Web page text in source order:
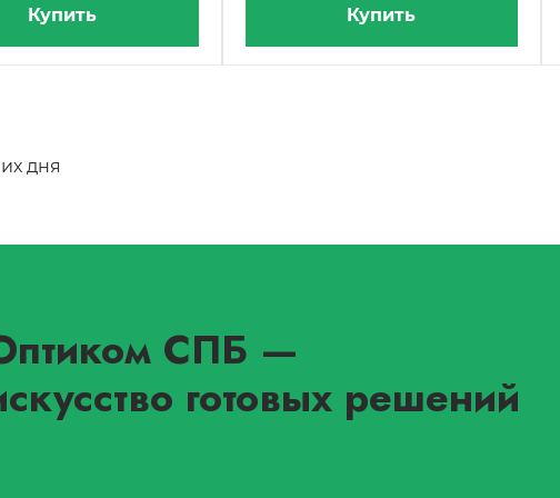
Купить Купить
дня
СПБ —
готовых решений